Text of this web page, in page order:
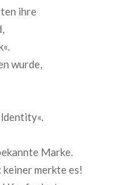
ihre
wurde,
Marke.
merkte es!